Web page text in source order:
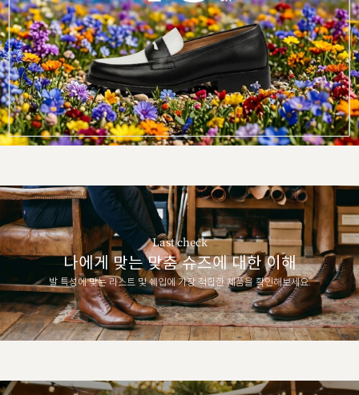
Last check
나에게 맞는 맞춤 슈즈에 대한 이해
발 특성에 맞는 라스트 및 쉐입에 가장 적합한 제품을 확인해보세요.